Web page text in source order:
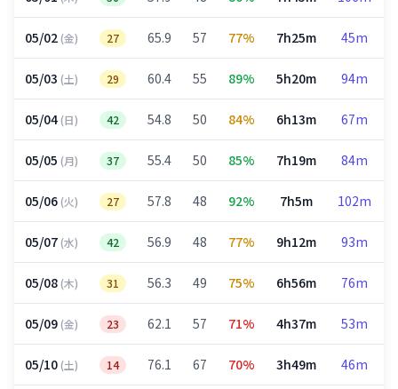
05/02(金) 27 65.9 57 77% 7h25m 45m
05/03 (土) 29 60.4 55 89% 5h20m 94m
05/04(日) 42 54.8 50 84% 6h13m 67m
05/05 (月) 37 55.4 50 85% 7h19m 84m
05/06(火) 27 57.8 48 92% 7h5m 102m
05/07(水) 42 56.9 48 77% 9h12m 93m
05/08(木) 31 56.3 49 75% 6h56m 76m
05/09(金) 23 62.1 57 71% 4h37m 53m
05/10(土) 14 76.1 67 70% 3h49m 46m